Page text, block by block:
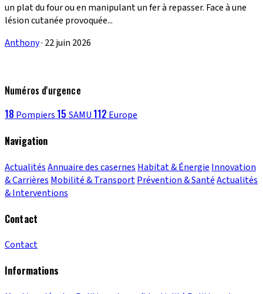
un plat du four ou en manipulant un fer à repasser. Face à une
lésion cutanée provoquée...
Anthony· 22 juin 2026
Numéros d'urgence
18 Pompiers 15 SAMU 112 Europe
Navigation
ActualitésAnnuaire des casernes Habitat & Énergie Innovation
& Carrières Mobilité & TransportPrévention & SantéActualités
& Interventions
Contact
Contact
Informations